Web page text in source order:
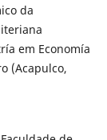
da
em Economía
(Acapulco,